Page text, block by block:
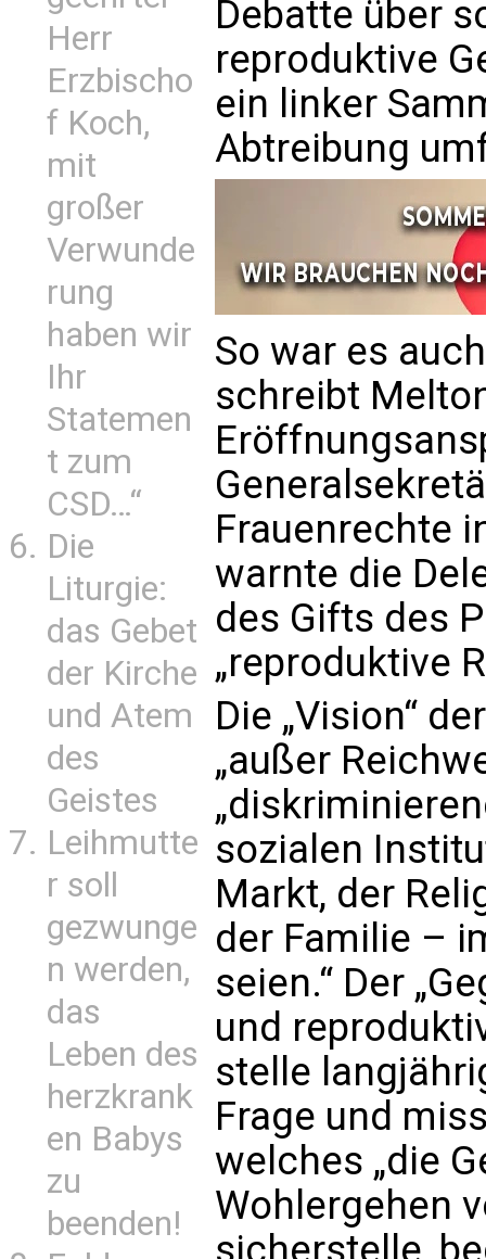
Herr
Erzbischo
f Koch,
mit
großer
Verwunde
rung
haben wir
Ihr
Statemen
t zum
CSD…“
Die
Liturgie:
das Gebet
der Kirche
und Atem
des
Geistes
Leihmutte
r soll
gezwunge
n werden,
das
Leben des
herzkrank
en Babys
zu
beenden!
Debatte über
reproduktive
ein linker
Abtreibung
So war es
schreibt
Frauenrechte
warnte die
des Gifts des
„reproduktive
Die „Vision“
„außer
sozialen
Markt, der
der Familie –
seien.“ Der
und
stelle
Frage und
welches „die
Wohlergehen